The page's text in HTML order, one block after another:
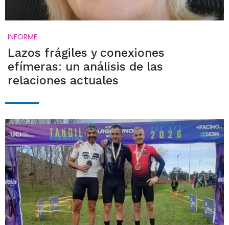
INFORME
Lazos frágiles y conexiones
efímeras: un análisis de las
relaciones actuales